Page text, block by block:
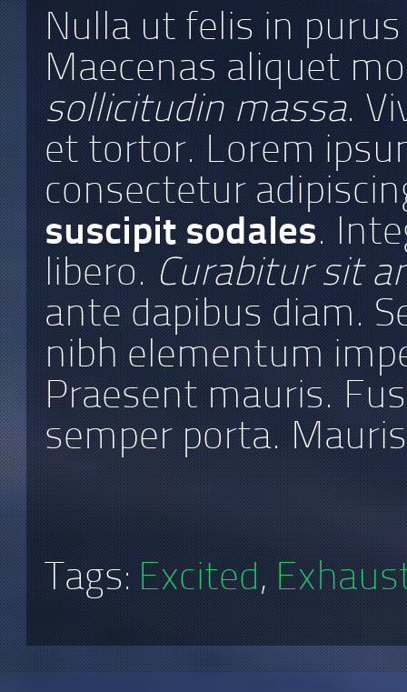
Nulla ut felis in
Maecenas aliquet
sollicitudin massa.
et tortor. Lorem
consectetur
suscipit sodales.
libero.Curabitur sit
ante dapibus diam.
nibh elementum
Praesent mauris.
semper porta.
Tags:Excited,